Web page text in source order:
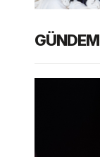
GÜNDEM